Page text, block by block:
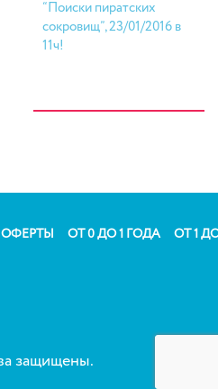
“Поиски пиратских
сокровищ”, 23/01/2016 в
11ч!
ОТ 0 ДО 1 ГОДА ОТ 1
защищены.